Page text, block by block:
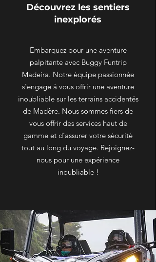
Découvrez les sentiers
inexplorés
Embarquez pour une aventure
palpitante avec Buggy Funtrip
Madeira. Notre équipe passionnée
s'engage à vous offrir une aventure
inoubliable sur les terrains accidentés
de Madère. Nous sommes fiers de
vous offrir des services haut de
gamme et d'assurer votre sécurité
tout au long du voyage. Rejoignez-
nous pour une expérience
inoubliable !